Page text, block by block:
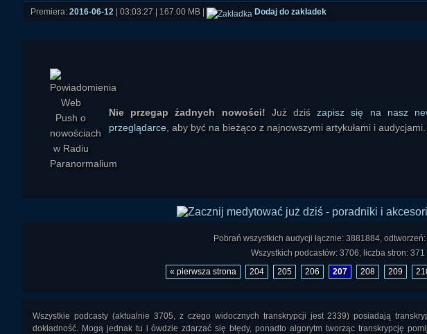
Książki:
Daniel Hopsicker "Welcome to Terrorland"
Premiera: 2016-06-12 | 03:03:27 | 167.00 MB | Dodaj do zakładek
Nie przegap żadnych nowości! Już dziśzapisz się na nasz
przeglądarce , aby być na bieżąco z najnowszymi artykułami i audycjami.
Pobrań wszystkich audycji łącznie: 3881884,
Wszystkich podcastów: 3706, liczba stron: 371
« pierwsza strona
204 205 206 207 208 209
Wszystkie podcasty (aktualnie 3705, z czego widocznych transkrypcji jest 2339) posiadają
dokładność. Mogą jednak tu i ówdzie zdarzać się błędy, ponadto algorytm tworząc transkrypcję